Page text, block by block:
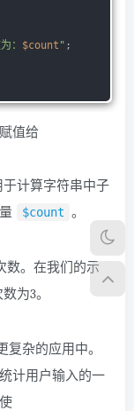
： $count " ;
值给
于计算字符串中子
$count 。
数。在我们的示
为3。
杂的应用中。
计用户输入的一